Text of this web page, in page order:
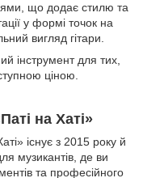
що додає стилю та
у формі точок на
вигляд гітари.
інструмент для тих,
ціною.
на Хаті»
існує з 2015 року й
музикантів, де ви
та професійного